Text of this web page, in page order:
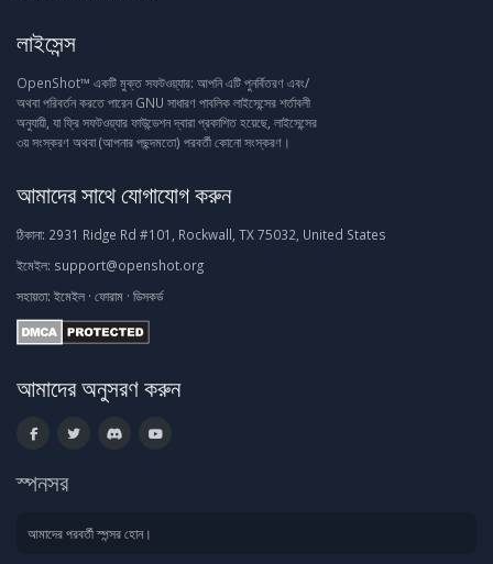
লাইসেন্স
OpenShot™ একটি মুক্ত সফটওয়্যার: আপনি এটি পুনর্বিতরণ এবং/
অথবা পরিবর্তন করতে পারেন GNU সাধারণ পাবলিক লাইসেন্সের শর্তাবলী
অনুযায়ী, যা ফ্রি সফটওয়্যার ফাউন্ডেশন দ্বারা প্রকাশিত হয়েছে, লাইসেন্সের
৩য় সংস্করণ অথবা (আপনার পছন্দমতো) পরবর্তী কোনো সংস্করণ।
আমাদের সাথে যোগাযোগ করুন
ঠিকানা: 2931 Ridge Rd #101, Rockwall, TX 75032, United States
ইমেইল: support@openshot.org
সহায়তা: ইমেইল · ফোরাম · ডিসকর্ড
আমাদের অনুসরণ করুন
স্পনসর
আমাদের পরবর্তী স্পন্সর হোন।